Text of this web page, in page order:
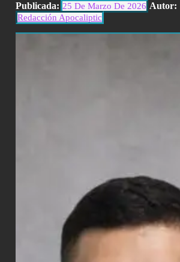
Publicada: 25 De Marzo De 2026 Autor:
Redacción Apocaliptic